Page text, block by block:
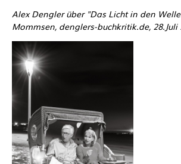
Alex Dengler über "Das Licht in den
Mommsen, denglers-buchkritik.de, 28.Juli